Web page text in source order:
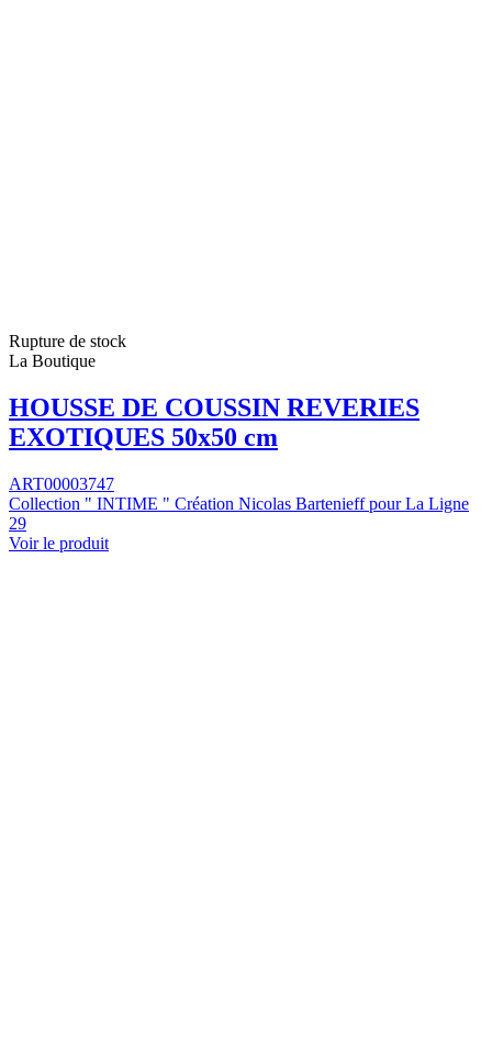
Rupture de stock
La Boutique
HOUSSE DE COUSSIN REVERIES
EXOTIQUES 50x50 cm
ART00003747
Collection " INTIME " Création Nicolas Bartenieff pour La Ligne
29
Voir le produit